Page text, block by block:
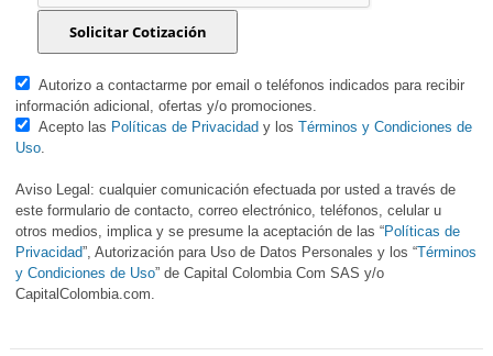
Autorizo a contactarme por email o teléfonos indicados para recibir
información adicional, ofertas y/o promociones.
Acepto las Políticas de Privacidad y losTérminos y Condiciones de
Uso.
Aviso Legal: cualquier comunicación efectuada por usted a través de
este formulario de contacto, correo electrónico, teléfonos, celular u
otros medios, implica y se presume la aceptación de las “Políticas de
Privacidad”, Autorización para Uso de Datos Personales y los “Términos
y Condiciones de Uso” de Capital Colombia Com SAS y/o
CapitalColombia.com.